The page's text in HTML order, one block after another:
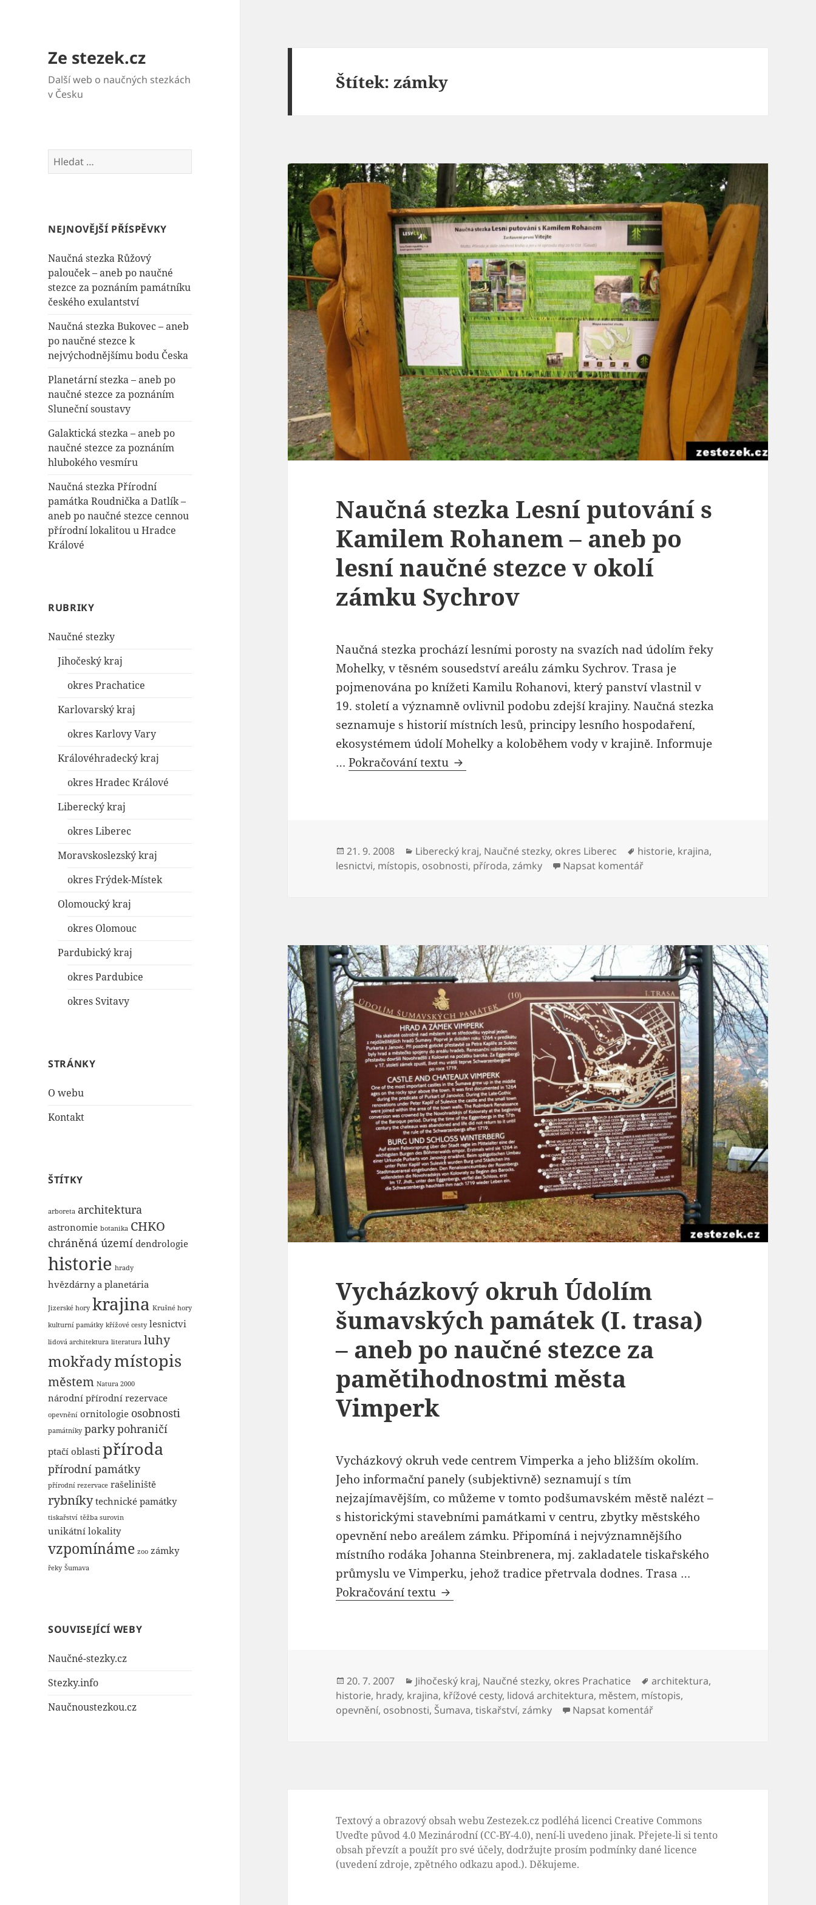
Ze stezek.cz
Další web o naučných stezkách
v Česku
V
y
d
v
á
n
í
NEJNOVĚJŠÍ PŘÍSPĚVKY
Naučná stezka Růžový
palouček – aneb po naučné
stezce za poznáním památníku
českého exulantství
Naučná stezka Bukovec – aneb
po naučné stezce k
nejvýchodnějšímu bodu Česka
Planetární stezka – aneb po
naučné stezce za poznáním
Sluneční soustavy
Galaktická stezka – aneb po
naučné stezce za poznáním
hlubokého vesmíru
Naučná stezka Přírodní
památka Roudnička a Datlík –
aneb po naučné stezce cennou
přírodní lokalitou u Hradce
Králové
RUBRIKY
Naučné stezky
Jihočeský kraj
okres Prachatice
Karlovarský kraj
okres Karlovy Vary
Královéhradecký kraj
okres Hradec Králové
Liberecký kraj
okres Liberec
Moravskoslezský kraj
okres Frýdek-Místek
Olomoucký kraj
okres Olomouc
Pardubický kraj
okres Pardubice
okres Svitavy
STRÁNKY
O webu
Kontakt
ŠTÍTKY
arboreta architektura
astronomie botanika CHKO
chráněná území dendrologie
historie hrady
hvězdárny a planetária
Jizerské hory krajina Krušné hory
kulturní památky křížové cesty lesnictvi
lidová architektura literatura luhy
mokřadymístopis
městem Natura 2000
národní přírodní rezervace
opevnění ornitologie osobnosti
památníky parkypohraničí
ptačí oblasti příroda
přírodní památky
přírodní rezervace rašeliniště
rybníky technické památky
tiskařství těžba surovin
unikátní lokality
vzpomínáme zoo zámky
řeky Šumava
SOUVISEJÍCÍ WEBY
Naučné-stezky.cz
Stezky.info
Naučnoustezkou.cz
Štítek:zámky
Naučná stezka Lesní putování s
Kamilem Rohanem – aneb po
lesní naučné stezce v okolí
zámku Sychrov
Naučná stezka prochází lesními porosty na svazích nad údolím řeky
Mohelky, v těsném sousedství areálu zámku Sychrov. Trasa je
pojmenována po knížeti Kamilu Rohanovi, který panství vlastnil v
19. století a významně ovlivnil podobu zdejší krajiny. Naučná stezka
seznamuje s historií místních lesů, principy lesního hospodaření,
ekosystémem údolí Mohelky a koloběhem vody v krajině. Informuje
…Pokračování textu Naučná stezka Lesní putování s Kamilem Rohanem – aneb po
Publikováno:
21. 9. 2008 Rubriky:
Liberecký kraj, Naučné stezky, okres Liberec Štítky:
historie, krajina,
lesnictvi, místopis, osobnosti, příroda,zámky Napsat komentář
Vycházkový okruh Údolím
šumavských památek (I. trasa)
– aneb po naučné stezce za
pamětihodnostmi města
Vimperk
Vycházkový okruh vede centrem Vimperka a jeho bližším okolím.
Jeho informační panely (subjektivně) seznamují s tím
nejzajímavějším, co můžeme v tomto podšumavském městě nalézt –
s historickými stavebními památkami v centru, zbytky městského
opevnění nebo areálem zámku. Připomíná i nejvýznamnějšího
místního rodáka Johanna Steinbrenera, mj. zakladatele tiskařského
průmyslu ve Vimperku, jehož tradice přetrvala dodnes. Trasa …
Pokračování textu Vycházkový okruh Údolím šumavských památek (I. trasa) – aneb
Publikováno:
20. 7. 2007 Rubriky:
Jihočeský kraj, Naučné stezky, okres Prachatice Štítky:
architektura,
historie, hrady, krajina, křížové cesty, lidová architektura, městem, místopis,
opevnění, osobnosti, Šumava,tiskařství,zámky Napsat komentář
Textový a obrazový obsah webu Zestezek.cz podléhá licenci Creative Commons
Uveďte původ 4.0 Mezinárodní (CC-BY-4.0), není-li uvedeno jinak. Přejete-li si tento
obsah převzít a použít pro své účely, dodržujte prosím podmínky dané licence
(uvedení zdroje, zpětného odkazu apod.). Děkujeme.